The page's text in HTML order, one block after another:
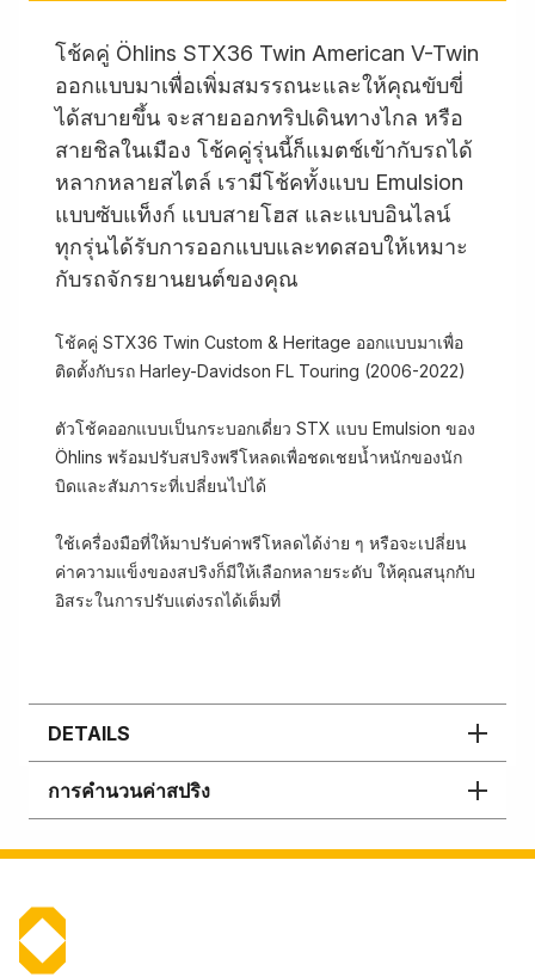
โช้คคู่ Öhlins STX36 Twin American V-Twin
ออกแบบมาเพื่อเพิ่มสมรรถนะและให้คุณขับขี่
ได้สบายขึ้น จะสายออกทริปเดินทางไกล หรือ
สายชิลในเมือง โช้คคู่รุ่นนี้ก็แมตช์เข้ากับรถได้
หลากหลายสไตล์ เรามีโช้คทั้งแบบ Emulsion
แบบซับแท็งก์ แบบสายโฮส และแบบอินไลน์
ทุกรุ่นได้รับการออกแบบและทดสอบให้เหมาะ
กับรถจักรยานยนต์ของคุณ
โช้คคู่ STX36 Twin Custom & Heritage ออกแบบมาเพื่อ
ติดตั้งกับรถ Harley-Davidson FL Touring (2006-2022)
ตัวโช้คออกแบบเป็นกระบอกเดี่ยว STX แบบ Emulsion ของ
Öhlins พร้อมปรับสปริงพรีโหลดเพื่อชดเชยน้ำหนักของนัก
บิดและสัมภาระที่เปลี่ยนไปได้
ใช้เครื่องมือที่ให้มาปรับค่าพรีโหลดได้ง่าย ๆ หรือจะเปลี่ยน
ค่าความแข็งของสปริงก็มีให้เลือกหลายระดับ ให้คุณสนุกกับ
อิสระในการปรับแต่งรถได้เต็มที่
DETAILS
การคำนวนค่าสปริง